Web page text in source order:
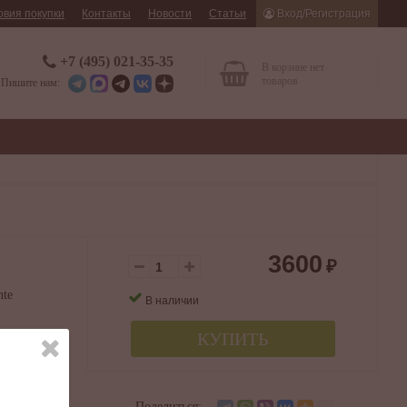
покупки Контакты Новости Статьи Вход/Регистрация
В корзине нет
+7 (495) 021-35-35
Пишите нам:
3600 ₽
В наличии
КУПИТЬ